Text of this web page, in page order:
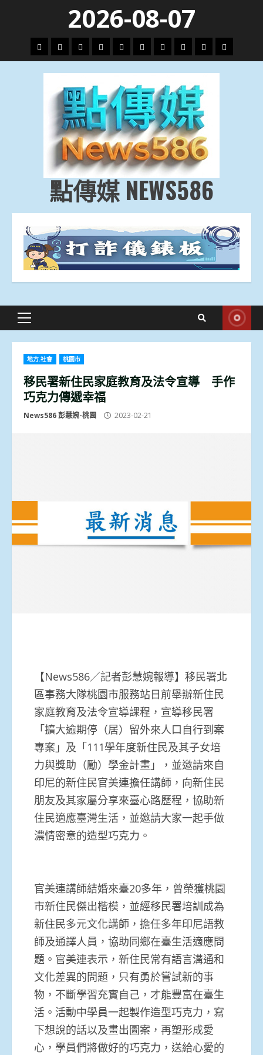
content
2026-08-07
頭
條
財
經
地
方.
會
文
教.
技
專
題
娛
樂
劇
政
治
國
際
運
動
生
活
點傳媒 NEWS586
Primary
地方.社會 桃園市
移民署新住民家庭教育及法令宣導 手作
巧克力傳遞幸福
News586 彭慧婉-桃園 2023-02-21
【News586／記者彭慧婉報導】移民署北
區事務大隊桃園市服務站日前舉辦新住民
家庭教育及法令宣導課程，宣導移民署
「擴大逾期停（居）留外來人口自行到案
專案」及「111學年度新住民及其子女培
力與獎助（勵）學金計畫」，並邀請來自
印尼的新住民官美連擔任講師，向新住民
朋友及其家屬分享來臺心路歷程，協助新
住民適應臺灣生活，並邀請大家一起手做
濃情密意的造型巧克力。
官美連講師結婚來臺20多年，曾榮獲桃園
市新住民傑出楷模，並經移民署培訓成為
新住民多元文化講師，擔任多年印尼語教
師及通譯人員，協助同鄉在臺生活適應問
題。官美連表示，新住民常有語言溝通和
文化差異的問題，只有勇於嘗試新的事
物，不斷學習充實自己，才能豐富在臺生
活。活動中學員一起製作造型巧克力，寫
下想說的話以及畫出圖案，再塑形成愛
心，學員們將做好的巧克力，送給心愛的